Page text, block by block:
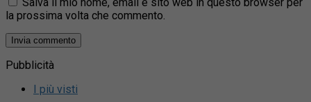
la prossima volta che commento.
Pubblicità
I più visti